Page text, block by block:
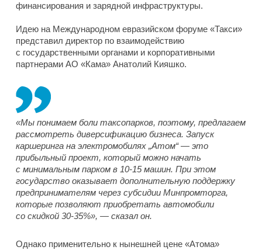
финансирования и зарядной инфраструктуры.
Идею на Международном евразийском форуме «Такси»
представил директор по взаимодействию
с государственными органами и корпоративными
партнерами АО «Кама» Анатолий Кияшко.
«Мы понимаем боли таксопарков, поэтому, предлагаем
рассмотреть диверсификацию бизнеса. Запуск
каршеринга на электромобилях „Атом“ — это
прибыльный проект, который можно начать
с минимальным парком в 10-15 машин. При этом
государство оказывает дополнительную поддержку
предпринимателям через субсидии Минпромторга,
которые позволяют приобретать автомобили
со скидкой 30-35%», — сказал он.
Однако применительно к нынешней цене «Атома»